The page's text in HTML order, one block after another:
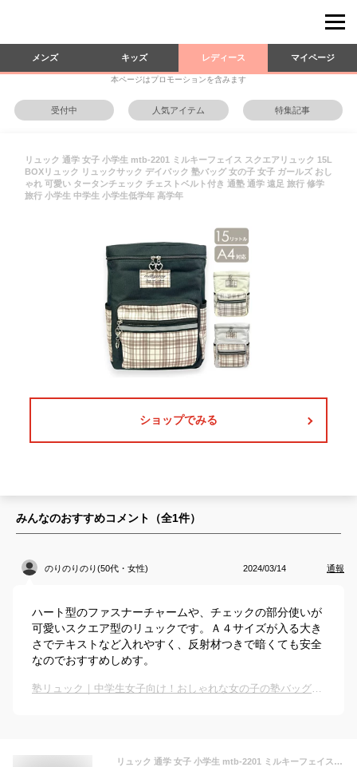
メンズ キッズ レディース マイページ
本ページはプロモーションを含みます
受付中 人気アイテム 特集記事
リュック 通学 女子 小学生 mtb-2201 ミルキーフェイス スクエアリュック 15L
BOXリュック リュックサック デイパック 塾バッグ 女の子 女子 ガールズ おし
ゃれ 可愛い タータンチェック チェストベルト付き 通塾 通学 遠足 旅行 修学
旅行 小学生 中学生 小学生低学年 高学年
ショップでみる
みんなのおすすめコメント（全1件）
のりのりのり(50代・女性) 2024/03/14 通報
ハート型のファスナーチャームや、チェックの部分使いが
可愛いスクエア型のリュックです。Ａ４サイズが入る大き
さでテキストなど入れやすく、反射材つきで暗くても安全
なのでおすすめしめす。
塾リュック｜中学生女子向け！おしゃれな女の子の塾バッグのおすすめは？
リュック 通学 女子 小学生 mtb-2201 ミルキーフェイス スクエアリュック 15L BOXリュック リュックサック デイパック 塾バッグ 女の子 女子 ガールズ おしゃれ 可愛い タータンチェック チェストベルト付き 通塾 通学 遠足 旅行 修学旅行 小学生 中学生 小学生低学年 高学年